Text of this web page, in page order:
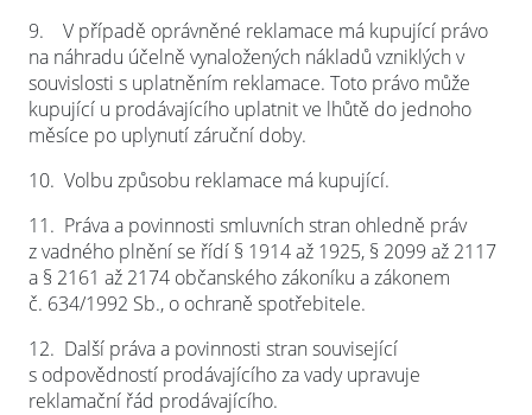
9. V případě oprávněné reklamace má kupující právo
na náhradu účelně vynaložených nákladů vzniklých v
souvislosti s uplatněním reklamace. Toto právo může
kupující u prodávajícího uplatnit ve lhůtě do jednoho
měsíce po uplynutí záruční doby.
10. Volbu způsobu reklamace má kupující.
11. Práva a povinnosti smluvních stran ohledně práv
z vadného plnění se řídí § 1914 až 1925, § 2099 až 2117
a § 2161 až 2174 občanského zákoníku a zákonem
č. 634/1992 Sb., o ochraně spotřebitele.
12. Další práva a povinnosti stran související
s odpovědností prodávajícího za vady upravuje
reklamační řád prodávajícího.